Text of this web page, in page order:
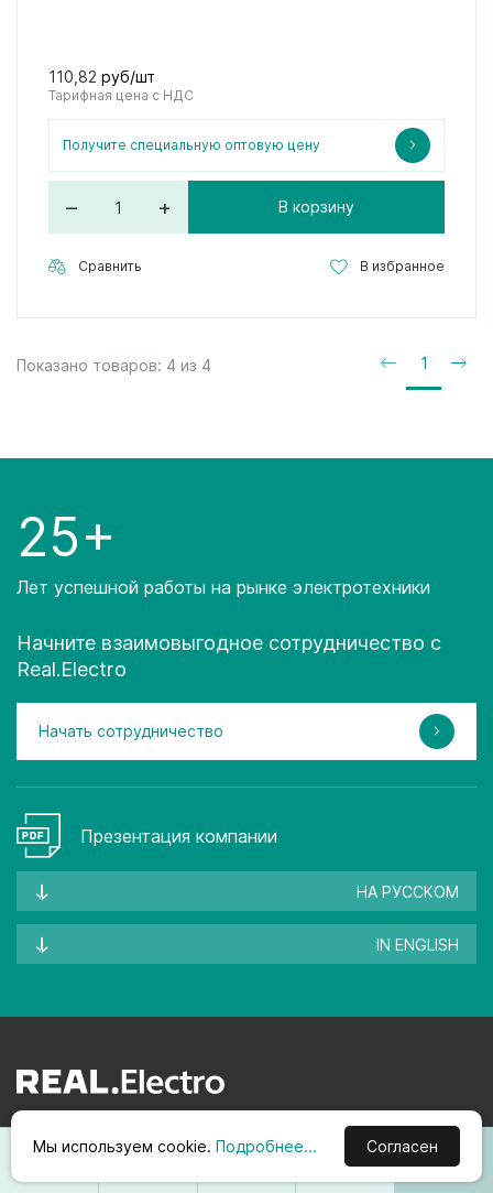
110,82 руб/шт
Тарифная цена с НДС
Получите специальную оптовую цену
– + В корзину
Сравнить В избранное
Показано товаров: 4 из 4 1
25+
Лет успешной работы на рынке электротехники
Начните взаимовыгодное сотрудничество с
Real.Electro
Начать сотрудничество
Презентация компании
НА РУССКОМ
IN ENGLISH
Подпишитесь на рассылку для получения
информации об акциях и новинках
Мы используем cookie. Подробнее... Согласен